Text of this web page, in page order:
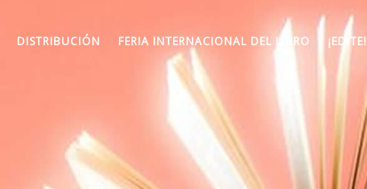
DISTRIBUCIÓN FERIA INTERNACIONAL DEL LIBRO ¡EDITE!